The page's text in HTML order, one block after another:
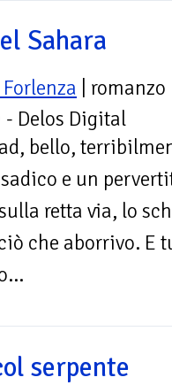
Sahara
| romanzo
- Delos Digital
bello,
e un
retta via, lo
che aborrivo. E
serpente